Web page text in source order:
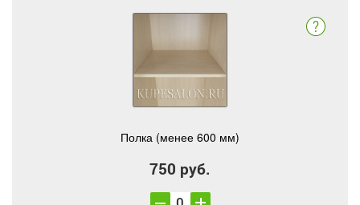
Полка (менее 600 мм)
750 руб.